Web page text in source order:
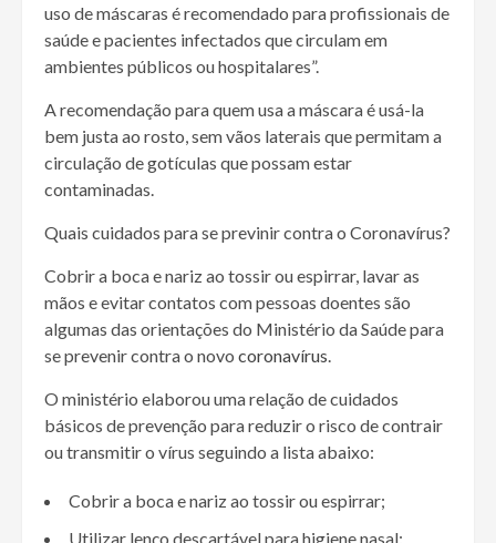
uso de máscaras é recomendado para profissionais de
saúde e pacientes infectados que circulam em
ambientes públicos ou hospitalares”.
A recomendação para quem usa a máscara é usá-la
bem justa ao rosto, sem vãos laterais que permitam a
circulação de gotículas que possam estar
contaminadas.
Quais cuidados para se previnir contra o Coronavírus?
Cobrir a boca e nariz ao tossir ou espirrar, lavar as
mãos e evitar contatos com pessoas doentes são
algumas das orientações do Ministério da Saúde para
se prevenir contra o novo coronavírus.
O ministério elaborou uma relação de cuidados
básicos de prevenção para reduzir o risco de contrair
ou transmitir o vírus seguindo a lista abaixo:
Cobrir a boca e nariz ao tossir ou espirrar;
Utilizar lenço descartável para higiene nasal;